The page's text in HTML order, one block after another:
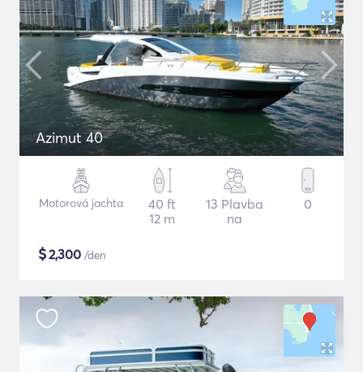
Azimut 40
Motorová jachta
40 ft
12 m
13 Plavba
na
0
$2,300 /den